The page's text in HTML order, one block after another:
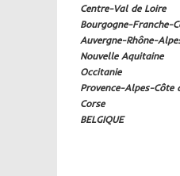
Centre-Val de Loire
Bourgogne-Franche-
Auvergne-Rhône-
Nouvelle Aquitaine
Occitanie
Provence-Alpes-Côte
Corse
BELGIQUE